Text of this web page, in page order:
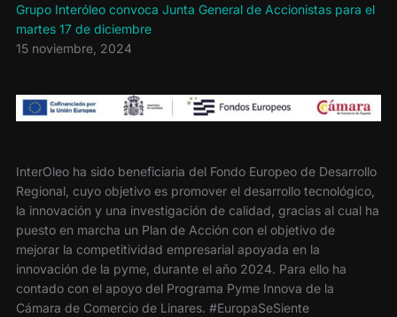
Grupo Interóleo convoca Junta General de Accionistas para el
martes 17 de diciembre
15 noviembre, 2024
InterOleo ha sido beneficiaria del Fondo Europeo de Desarrollo
Regional, cuyo objetivo es promover el desarrollo tecnológico,
la innovación y una investigación de calidad, gracias al cual ha
puesto en marcha un Plan de Acción con el objetivo de
mejorar la competitividad empresarial apoyada en la
innovación de la pyme, durante el año 2024. Para ello ha
contado con el apoyo del Programa Pyme Innova de la
Cámara de Comercio de Linares. #EuropaSeSiente